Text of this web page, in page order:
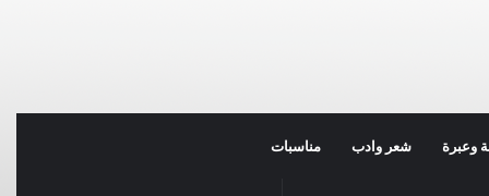
وعبرة شعر وادب مناسبات